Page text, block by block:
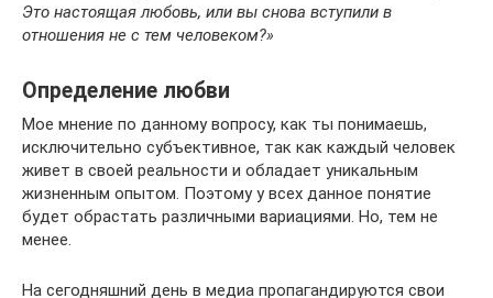
Это настоящая любовь, или вы снова вступили в
отношения не с тем человеком?»
Определение любви
Мое мнение по данному вопросу, как ты понимаешь,
исключительно субъективное, так как каждый человек
живет в своей реальности и обладает уникальным
жизненным опытом. Поэтому у всех данное понятие
будет обрастать различными вариациями. Но, тем не
менее.
На сегодняшний день в медиа пропагандируются свои